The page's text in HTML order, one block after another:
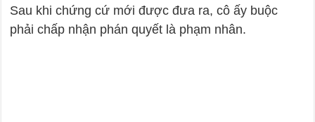
Sau khi chứng cứ mới được đưa ra, cô ấy buộc
phải chấp nhận phán quyết là phạm nhân.